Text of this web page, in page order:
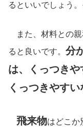
るといいでしょう
また、材料との親
ると良いです。 分
は、くっつき
くっつきやすい
飛来物はどこか